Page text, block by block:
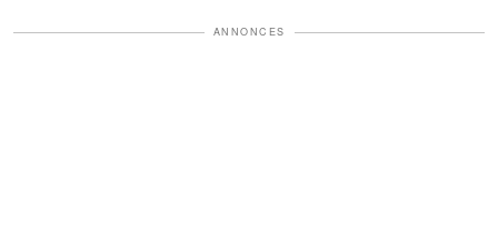
ANNONCES